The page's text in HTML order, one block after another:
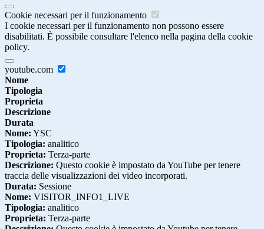
Cookie necessari per il funzionamento
I cookie necessari per il funzionamento non possono essere
disabilitati. È possibile consultare l'elenco nella pagina della cookie
policy.
youtube.com
Nome
Tipologia
Proprieta
Descrizione
Durata
Nome: YSC
Tipologia: analitico
Proprieta: Terza-parte
Descrizione: Questo cookie è impostato da YouTube per tenere
traccia delle visualizzazioni dei video incorporati.
Durata: Sessione
Nome: VISITOR_INFO1_LIVE
Tipologia: analitico
Proprieta: Terza-parte